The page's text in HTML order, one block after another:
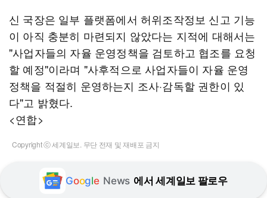
신 국장은 일부 플랫폼에서 허위조작정보 신고 기능
이 아직 충분히 마련되지 않았다는 지적에 대해서는
"사업자들의 자율 운영정책을 검토하고 협조를 요청
할 예정"이라며 "사후적으로 사업자들이 자율 운영
정책을 적절히 운영하는지 조사·감독할 권한이 있
다"고 밝혔다.
<연합>
Copyright ⓒ 세계일보. 무단 전재 및 재배포 금지
Google News 에서 세계일보 팔로우